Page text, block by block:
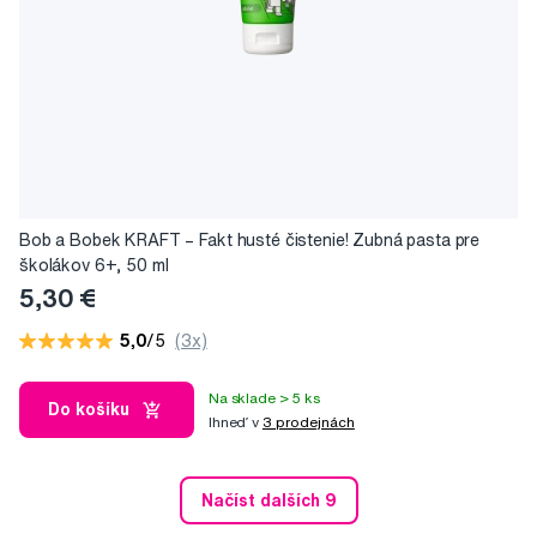
Bob a Bobek KRAFT – Fakt husté čistenie! Zubná pasta pre
školákov 6+, 50 ml
5,30 €
5,0/5 (3x)
Do košíku
Na sklade > 5 ks
Ihneď v 3 prodejnách
Načíst dalších 9